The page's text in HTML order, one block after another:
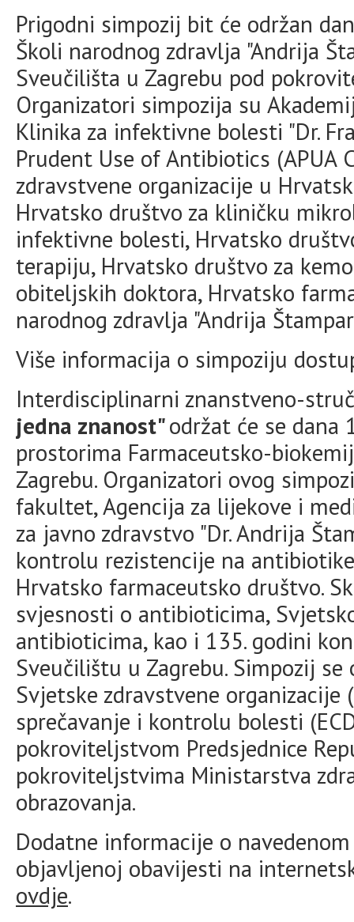
Prigodni simpozij bit će održan
Školi narodnog zdravlja "Andrija
Sveučilišta u Zagrebu pod
Organizatori simpozija su
Klinika za infektivne bolesti "Dr.
Prudent Use of Antibiotics (APUA
zdravstvene organizacije u
Hrvatsko društvo za kliničku
infektivne bolesti, Hrvatsko
terapiju, Hrvatsko društvo za
obiteljskih doktora, Hrvatsko
narodnog zdravlja "Andrija
Više informacija o simpoziju
Interdisciplinarni znanstveno-
jedna znanost"održat će se dana
prostorima Farmaceutsko-
Zagrebu. Organizatori ovog
fakultet, Agencija za lijekove i
za javno zdravstvo "Dr. Andrija
kontrolu rezistencije na
Hrvatsko farmaceutsko društvo.
svjesnosti o antibioticima,
antibioticima, kao i 135. godini
Sveučilištu u Zagrebu. Simpozij
Svjetske zdravstvene organizacije
sprečavanje i kontrolu bolesti
pokroviteljstvom Predsjednice
pokroviteljstvima Ministarstva
obrazovanja.
Dodatne informacije o
objavljenoj obavijesti na
ovdje.